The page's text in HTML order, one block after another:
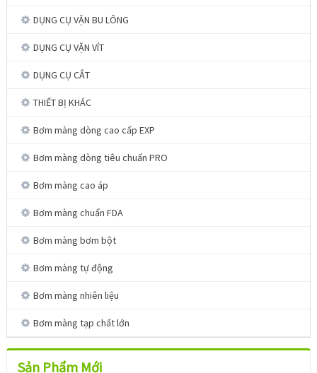
DỤNG CỤ VẶN BU LÔNG
DỤNG CỤ VẶN VÍT
DỤNG CỤ CẮT
THIẾT BỊ KHÁC
Bơm màng dòng cao cấp EXP
Bơm màng dòng tiêu chuẩn PRO
Bơm màng cao áp
Bơm màng chuẩn FDA
Bơm màng bơm bột
Bơm màng tự động
Bơm màng nhiên liệu
Bơm màng tạp chất lớn
Sản Phẩm Mới